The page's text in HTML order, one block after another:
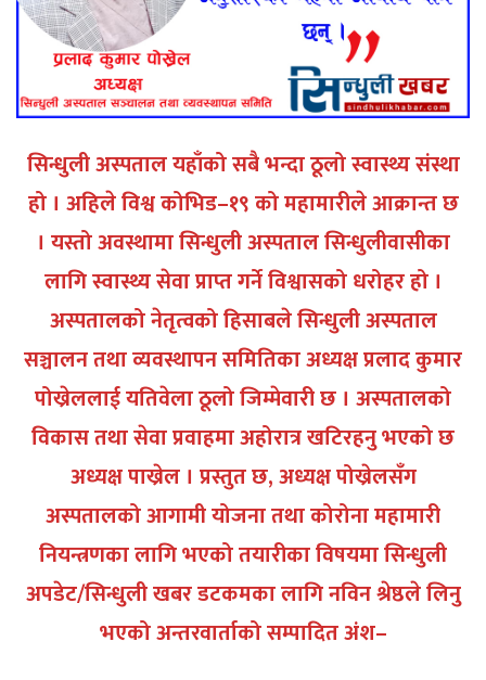
सिन्धुली अस्पताल यहाँको सबै भन्दा ठूलो स्वास्थ्य संस्था
हो । अहिले विश्व कोभिड–१९ को महामारीले आक्रान्त छ
। यस्तो अवस्थामा सिन्धुली अस्पताल सिन्धुलीवासीका
लागि स्वास्थ्य सेवा प्राप्त गर्ने विश्वासको धरोहर हो ।
अस्पतालको नेतृत्वको हिसाबले सिन्धुली अस्पताल
सञ्चालन तथा व्यवस्थापन समितिका अध्यक्ष प्रलाद कुमार
पोख्रेललाई यतिवेला ठूलो जिम्मेवारी छ । अस्पतालको
विकास तथा सेवा प्रवाहमा अहोरात्र खटिरहनु भएको छ
अध्यक्ष पाख्रेल । प्रस्तुत छ, अध्यक्ष पोख्रेलसँग
अस्पतालको आगामी योजना तथा कोरोना महामारी
नियन्त्रणका लागि भएको तयारीका विषयमा सिन्धुली
अपडेट/सिन्धुली खबर डटकमका लागि नविन श्रेष्ठले लिनु
भएको अन्तरवार्ताको सम्पादित अंश–